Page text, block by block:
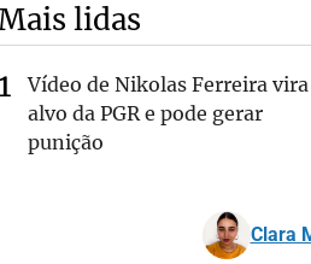
lidas
Vídeo de Nikolas Ferreira vira
alvo da PGR e pode gerar
punição
Clara